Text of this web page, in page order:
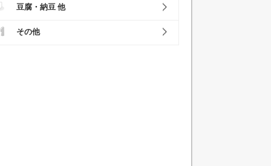
豆腐・納豆 他
その他